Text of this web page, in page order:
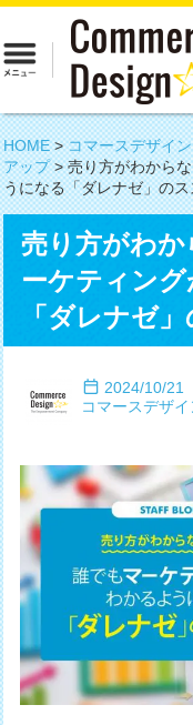
HOME>コマースデザイ
アップ>売り方がわから
うになる「ダレナゼ」のス
売り方がわ
ーケティン
「ダレナゼ
2024/10/21
コマースデザ